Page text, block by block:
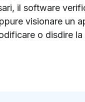
il software
visionare un
o disdire la